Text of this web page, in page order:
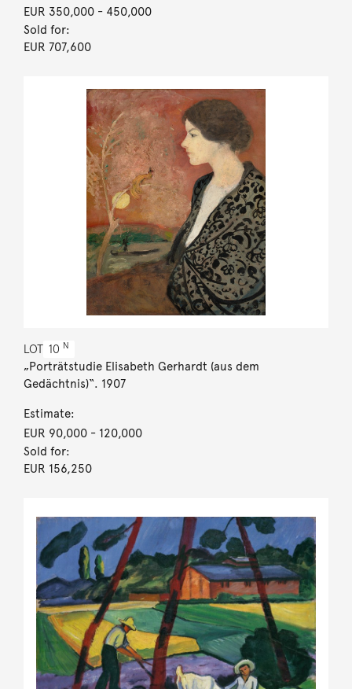
EUR 350,000- 450,000
Sold for:
EUR 707,600
LOT 10 N
„Porträtstudie Elisabeth Gerhardt (aus dem
Gedächtnis)“. 1907
Estimate:
EUR 90,000- 120,000
Sold for:
EUR 156,250